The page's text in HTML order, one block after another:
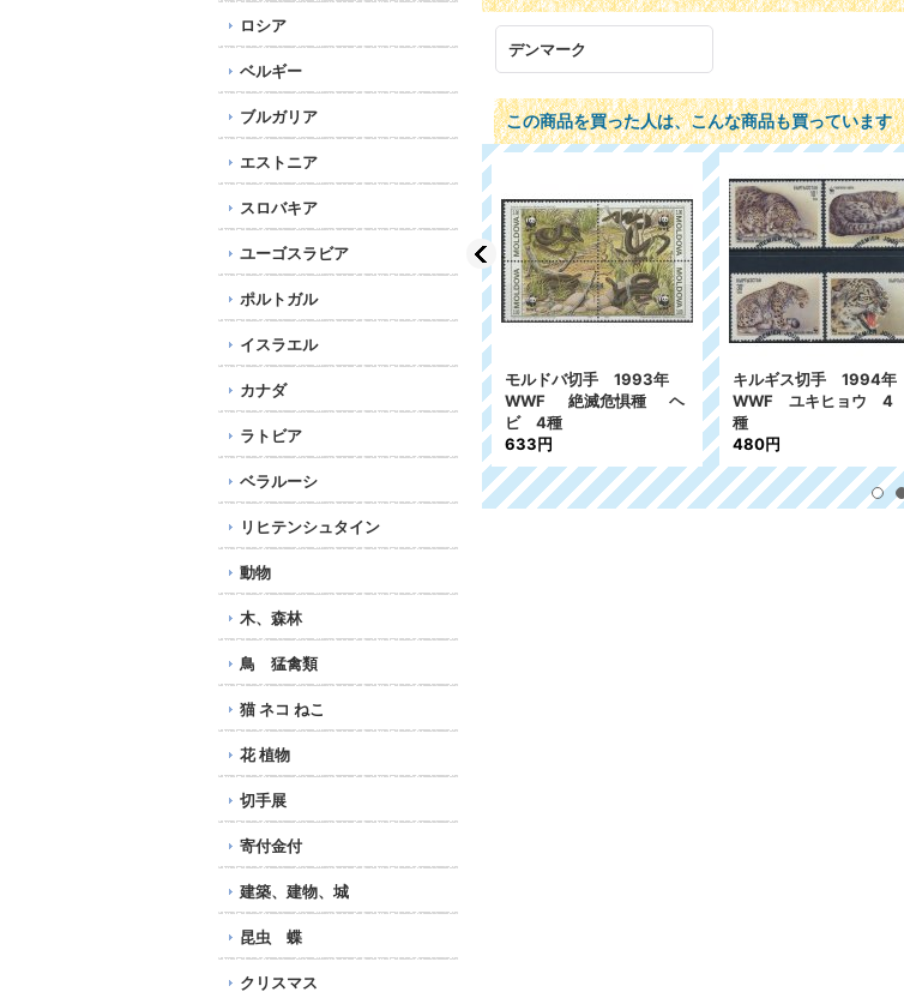
ロシア
ベルギー
ブルガリア
エストニア
スロバキア
ユーゴスラビア
ポルトガル
イスラエル
カナダ
ラトビア
ベラルーシ
リヒテンシュタイン
動物
木、森林
鳥 猛禽類
猫 ネコ ねこ
花 植物
切手展
寄付金付
建築、建物、城
昆虫 蝶
クリスマス
デンマーク
この商品を買った人は、こんな商品も買っています
スロベニア切手 2007
年 WWF キタリス 4種
モルドバ切手 1993年
WWF 絶滅危惧種 ヘ
ビ 4種
633円
キルギス切手 1994年
WWF ユキヒョウ 4
種
480円